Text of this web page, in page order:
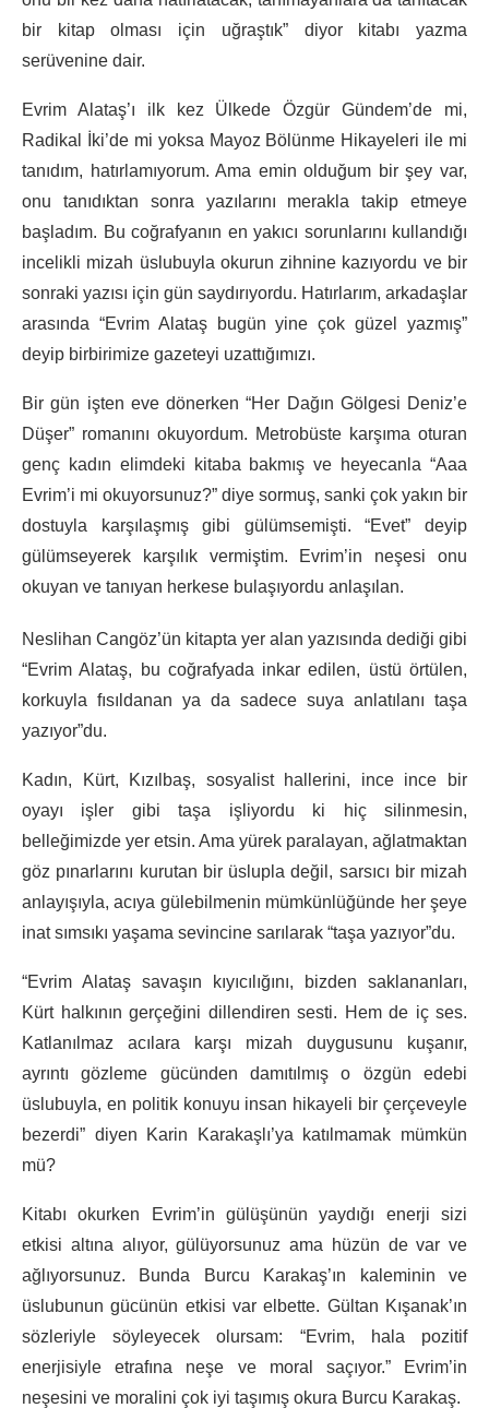
bir kitap olması için uğraştık” diyor kitabı yazma
serüvenine dair.
Evrim Alataş’ı ilk kez Ülkede Özgür Gündem’de mi,
Radikal İki’de mi yoksa Mayoz Bölünme Hikayeleri ile mi
tanıdım, hatırlamıyorum. Ama emin olduğum bir şey var,
onu tanıdıktan sonra yazılarını merakla takip etmeye
başladım. Bu coğrafyanın en yakıcı sorunlarını kullandığı
incelikli mizah üslubuyla okurun zihnine kazıyordu ve bir
sonraki yazısı için gün saydırıyordu. Hatırlarım, arkadaşlar
arasında “Evrim Alataş bugün yine çok güzel yazmış”
deyip birbirimize gazeteyi uzattığımızı.
Bir gün işten eve dönerken “Her Dağın Gölgesi Deniz’e
Düşer” romanını okuyordum. Metrobüste karşıma oturan
genç kadın elimdeki kitaba bakmış ve heyecanla “Aaa
Evrim’i mi okuyorsunuz?” diye sormuş, sanki çok yakın bir
dostuyla karşılaşmış gibi gülümsemişti. “Evet” deyip
gülümseyerek karşılık vermiştim. Evrim’in neşesi onu
okuyan ve tanıyan herkese bulaşıyordu anlaşılan.
Neslihan Cangöz’ün kitapta yer alan yazısında dediği gibi
“Evrim Alataş, bu coğrafyada inkar edilen, üstü örtülen,
korkuyla fısıldanan ya da sadece suya anlatılanı taşa
yazıyor”du.
Kadın, Kürt, Kızılbaş, sosyalist hallerini, ince ince bir
oyayı işler gibi taşa işliyordu ki hiç silinmesin,
belleğimizde yer etsin. Ama yürek paralayan, ağlatmaktan
göz pınarlarını kurutan bir üslupla değil, sarsıcı bir mizah
anlayışıyla, acıya gülebilmenin mümkünlüğünde her şeye
inat sımsıkı yaşama sevincine sarılarak “taşa yazıyor”du.
“Evrim Alataş savaşın kıyıcılığını, bizden saklananları,
Kürt halkının gerçeğini dillendiren sesti. Hem de iç ses.
Katlanılmaz acılara karşı mizah duygusunu kuşanır,
ayrıntı gözleme gücünden damıtılmış o özgün edebi
üslubuyla, en politik konuyu insan hikayeli bir çerçeveyle
bezerdi” diyen Karin Karakaşlı’ya katılmamak mümkün
mü?
Kitabı okurken Evrim’in gülüşünün yaydığı enerji sizi
etkisi altına alıyor, gülüyorsunuz ama hüzün de var ve
ağlıyorsunuz. Bunda Burcu Karakaş’ın kaleminin ve
üslubunun gücünün etkisi var elbette. Gültan Kışanak’ın
sözleriyle söyleyecek olursam: “Evrim, hala pozitif
enerjisiyle etrafına neşe ve moral saçıyor.” Evrim’in
neşesini ve moralini çok iyi taşımış okura Burcu Karakaş.